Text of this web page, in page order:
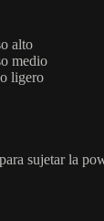
alto
medio
ligero
sujetar la